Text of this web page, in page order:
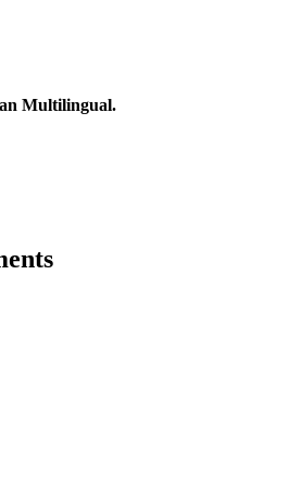
Multilingual.